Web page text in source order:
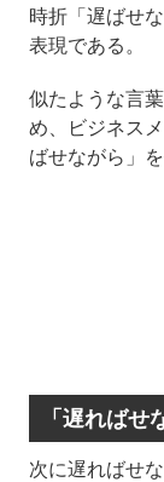
時折「遅ばせ
表現である。
似たような言
め、ビジネス
ばせながら」を
「遅ればせ
次に遅ればせ